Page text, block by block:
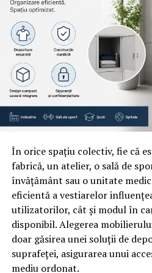
Înconjurate de maiestuoasele
înconjoară întregul județ, apele
Olănești țâșnesc cu forță într-o
oferindu-ți un sentiment unic
împrospătare.
Aici, vei avea ocazia să te
să te încrezi în puterea
Olănești te va învălui cu o
interioară și să îți redobândești
emoțional, toate acestea în
vindeci în același timp.
Govora – o oază
relaxare și liniște
O altă stațiune din sudului
În orice spațiu colectiv, fie că
fabrică, un atelier, o sală de
învățământ sau o unitate
eficientă a vestiarelor
utilizatorilor, cât și modul în
disponibil. Alegerea
doar găsirea unei soluții de
suprafeței, asigurarea unui
mediu ordonat.